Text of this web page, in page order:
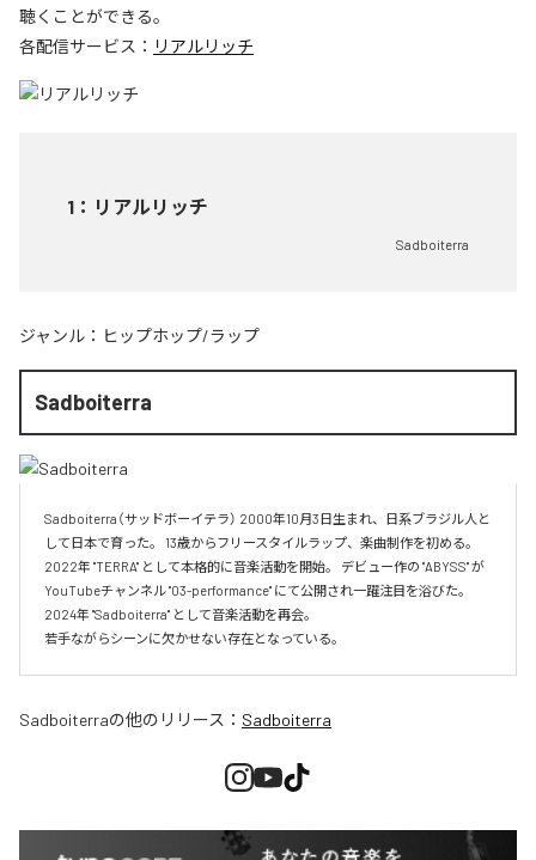
聴くことができる。
各配信サービス： リアルリッチ
1 ： リアルリッチ
Sadboiterra
ジャンル： ヒップホップ/ラップ
Sadboiterra
Sadboiterra（サッドボーイテラ） 2000年10月3日生まれ、日系ブラジル人と
して日本で育った。 13歳からフリースタイルラップ、楽曲制作を初める。
2022年 "TERRA" として本格的に音楽活動を開始。 デビュー作の "ABYSS" が
YouTubeチャンネル "03-performance" にて公開され一躍注目を浴びた。
2024年 "Sadboiterra" として音楽活動を再会。
若手ながらシーンに欠かせない存在となっている。
Sadboiterraの他のリリース： Sadboiterra